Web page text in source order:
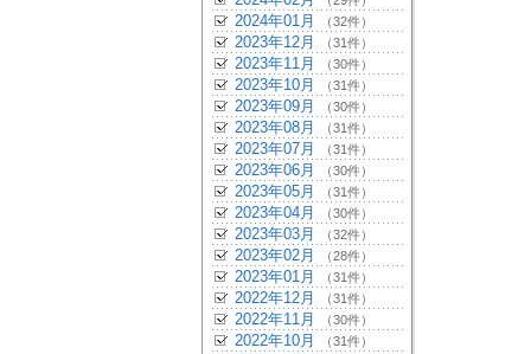
2024年01月 （32件）
2023年12月 （31件）
2023年11月 （30件）
2023年10月 （31件）
2023年09月 （30件）
2023年08月 （31件）
2023年07月 （31件）
2023年06月 （30件）
2023年05月 （31件）
2023年04月 （30件）
2023年03月 （32件）
2023年02月 （28件）
2023年01月 （31件）
2022年12月 （31件）
2022年11月 （30件）
2022年10月 （31件）